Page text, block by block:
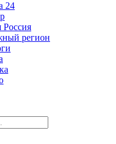
24
Россия
регион